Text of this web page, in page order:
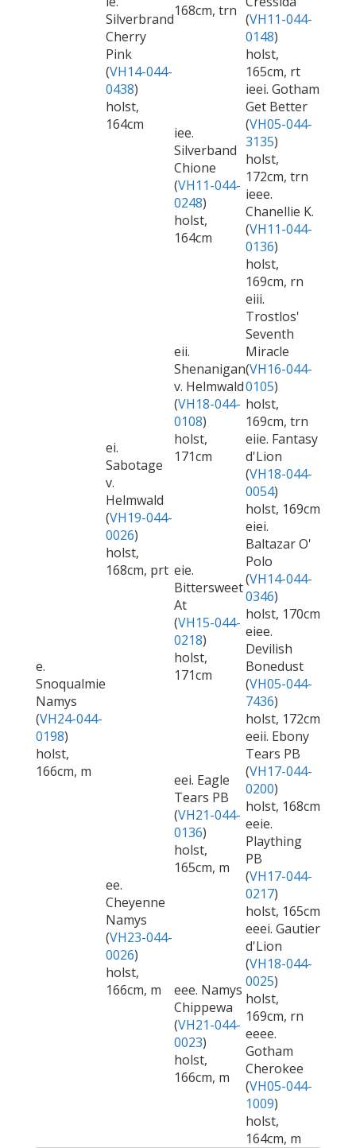
Silverbrand
Cherry
Pink
(VH14-044-
0438)
holst,
164cm
168cm, trn (VH11-044-
0148)
holst,
165cm, rt
iee.
Silverband
Chione
(VH11-044-
0248)
holst,
164cm
ieei. Gotham
Get Better
(VH05-044-
3135)
holst,
172cm, trn
ieee.
Chanellie K.
(VH11-044-
0136)
holst,
169cm, rn
e.
Snoqualmie
Namys
(VH24-044-
0198)
holst,
166cm, m
ei.
Sabotage
v.
Helmwald
(VH19-044-
0026)
holst,
168cm, prt
eii.
Shenanigan
v. Helmwald
(VH18-044-
0108)
holst,
171cm
eiii.
Trostlos'
Seventh
Miracle
(VH16-044-
0105)
holst,
169cm, trn
eiie. Fantasy
d'Lion
(VH18-044-
0054)
holst, 169cm
eie.
Bittersweet
At
(VH15-044-
0218)
holst,
171cm
eiei.
Baltazar O'
Polo
(VH14-044-
0346)
holst, 170cm
eiee.
Devilish
Bonedust
(VH05-044-
7436)
holst, 172cm
ee.
Cheyenne
Namys
(VH23-044-
0026)
holst,
166cm, m
eei. Eagle
Tears PB
(VH21-044-
0136)
holst,
165cm, m
eeii. Ebony
Tears PB
(VH17-044-
0200)
holst, 168cm
eeie.
Plaything
PB
(VH17-044-
0217)
holst, 165cm
eee. Namys
Chippewa
(VH21-044-
0023)
holst,
166cm, m
eeei. Gautier
d'Lion
(VH18-044-
0025)
holst,
169cm, rn
eeee.
Gotham
Cherokee
(VH05-044-
1009)
holst,
164cm, m